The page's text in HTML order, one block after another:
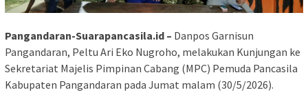
Pangandaran-Suarapancasila.id – Danpos Garnisun
Pangandaran, Peltu Ari Eko Nugroho, melakukan Kunjungan ke
Sekretariat Majelis Pimpinan Cabang (MPC) Pemuda Pancasila
Kabupaten Pangandaran pada Jumat malam (30/5/2026).